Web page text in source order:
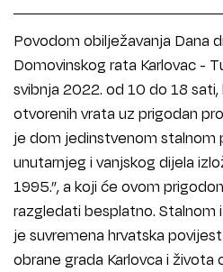
Povodom obilježavanja Dana
Domovinskog rata Karlovac -
svibnja 2022. od 10 do 18
otvorenih vrata uz prigodan
je dom jedinstvenom stalnom
unutarnjeg i vanjskog dijela
1995.”, a koji će ovom
razgledati besplatno. Stalnom
je suvremena hrvatska
obrane grada Karlovca i života